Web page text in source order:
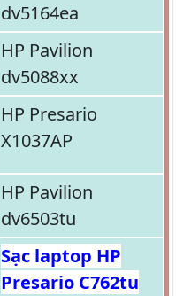
dv5164ea
HP Pavilion
dv5088xx
HP Presario
X1037AP
HP Pavilion
dv6503tu
Sạc laptop HP
Presario C762tu